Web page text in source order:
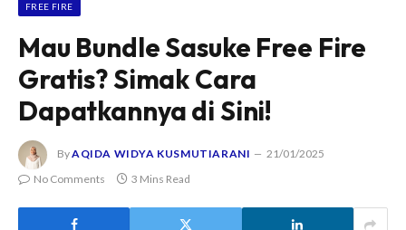
FREE FIRE
Mau Bundle Sasuke Free Fire
Gratis? Simak Cara
Dapatkannya di Sini!
ByAQIDA WIDYA KUSMUTIARANI
21/01/2025
No Comments
3 Mins Read